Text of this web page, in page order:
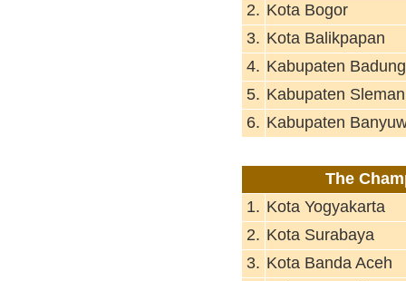
2. Kota Bogor
3. Kota Balikpapan
4. Kabupaten Badung
5. Kabupaten Sleman
6. Kabupaten
The
1. Kota Yogyakarta
2. Kota Surabaya
3. Kota Banda Aceh